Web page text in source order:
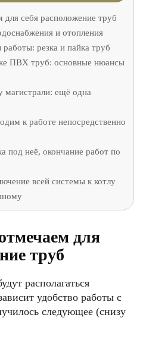
себя расположение труб
и отопления
резка и пайка труб
ПВХ труб: основные нюансы
ещё одна
к работе непосредственно
под неё, окончание работ по
всей системы к котлу
для
труб
располагаться
удобство работы с
следующее (снизу